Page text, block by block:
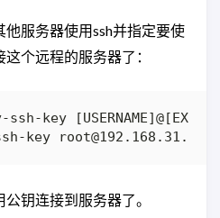
服务器使用ssh并指定要使
个远程的服务器了：
钥连接到服务器了。